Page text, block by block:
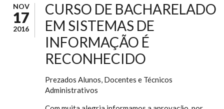
NOV
17
2016
CURSO DE BACHARELADO
EM SISTEMAS DE
INFORMAÇÃO É
RECONHECIDO
Prezados Alunos, Docentes e Técnicos
Administrativos